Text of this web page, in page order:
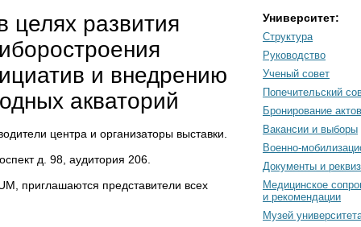
целях развития
и внедрению
акваторий
центра и организаторы выставки.
д. 98, аудитория 206.
приглашаются представители всех
Университет:
Структура
Руководство
Ученый совет
Попечительский
Бронирование
Вакансии и выборы
Военно-
Документы и
Медицинское
и рекомендации
Музей